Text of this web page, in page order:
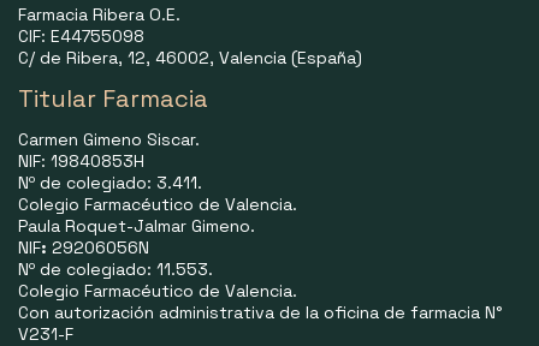
Farmacia Ribera O.E.
CIF: E44755098
C/ de Ribera, 12, 46002, Valencia (España)
Titular Farmacia
Carmen Gimeno Siscar.
NIF: 19840853H
Nº de colegiado: 3.411.
Colegio Farmacéutico de Valencia.
Paula Roquet-Jalmar Gimeno.
NIF: 29206056N
Nº de colegiado: 11.553.
Colegio Farmacéutico de Valencia.
Con autorización administrativa de la oficina de farmacia N°
V231-F